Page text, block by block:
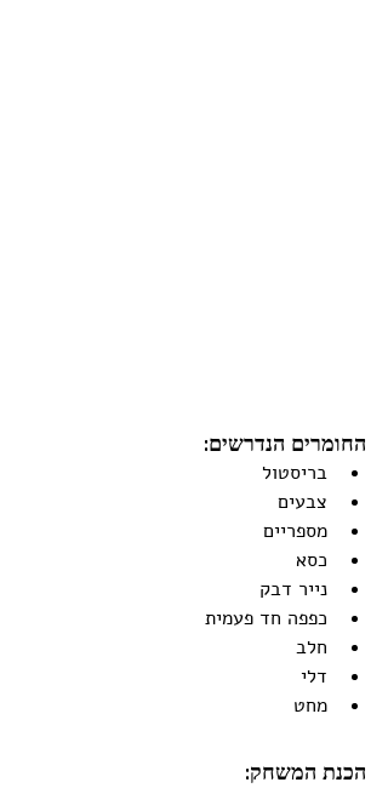
החומרים הנדרשים:
בריסטול
צבעים
מספריים
כסא
נייר דבק
כפפה חד פעמית
חלב
דלי
מחט
הכנת המשחק: